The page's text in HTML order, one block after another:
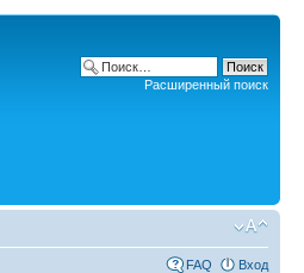
Расширенный поиск
FAQ Вход